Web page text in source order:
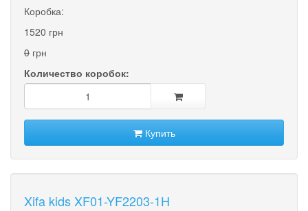
Коробка:
1520 грн
0 грн
Количество коробок:
Купить
Xifa kids XF01-YF2203-1H